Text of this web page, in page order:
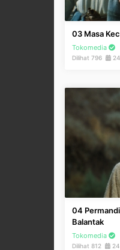
03 Masa
Tokomedia
Dilihat 796
04
Balantak
Tokomedia
Dilihat 812